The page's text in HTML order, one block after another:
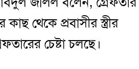
থেকে প্রবাসীর স্ত্রীর
চেষ্টা চলছে।